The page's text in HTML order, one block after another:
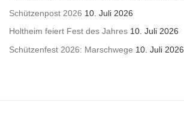
Schützenpost 2026 10. Juli 2026
Holtheim feiert Fest des Jahres 10. Juli 2026
Schützenfest 2026: Marschwege 10. Juli 2026